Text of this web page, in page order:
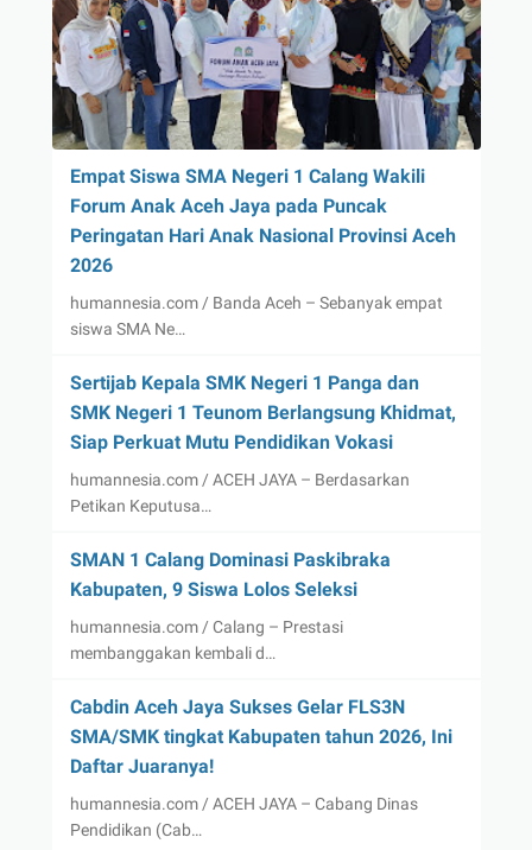
Empat Siswa SMA Negeri 1 Calang Wakili
Forum Anak Aceh Jaya pada Puncak
Peringatan Hari Anak Nasional Provinsi Aceh
2026
humannesia.com / Banda Aceh – Sebanyak empat
siswa SMA Ne…
Sertijab Kepala SMK Negeri 1 Panga dan
SMK Negeri 1 Teunom Berlangsung Khidmat,
Siap Perkuat Mutu Pendidikan Vokasi
humannesia.com / ACEH JAYA – Berdasarkan
Petikan Keputusa…
SMAN 1 Calang Dominasi Paskibraka
Kabupaten, 9 Siswa Lolos Seleksi
humannesia.com / Calang – Prestasi
membanggakan kembali d…
Cabdin Aceh Jaya Sukses Gelar FLS3N
SMA/SMK tingkat Kabupaten tahun 2026, Ini
Daftar Juaranya!
humannesia.com / ACEH JAYA – Cabang Dinas
Pendidikan (Cab…